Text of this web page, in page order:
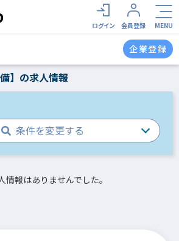
ログイン 会員登録 MENU
企業登録
】の求人情報
条件を変更する
報はありませんでした。